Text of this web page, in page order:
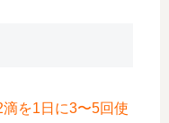
を1日に3〜5回使